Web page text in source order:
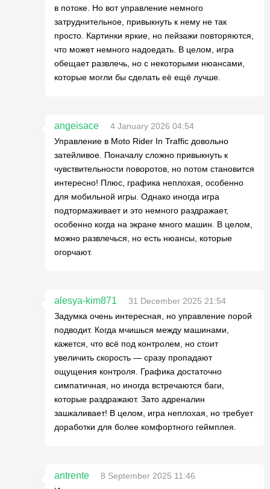
в потоке. Но вот управление немного
затруднительное, привыкнуть к нему не так
просто. Картинки яркие, но пейзажи повторяются,
что может немного надоедать. В целом, игра
обещает развлечь, но с некоторыми нюансами,
которые могли бы сделать её ещё лучше.
angeisace
4 January 2026 04:54
Управление в Moto Rider In Traffic довольно
затейливое. Поначалу сложно привыкнуть к
чувствительности поворотов, но потом становится
интересно! Плюс, графика неплохая, особенно
для мобильной игры. Однако иногда игра
подтормаживает и это немного раздражает,
особенно когда на экране много машин. В целом,
можно развлечься, но есть нюансы, которые
огорчают.
alesya-kim871
31 December 2025 21:54
Задумка очень интересная, но управление порой
подводит. Когда мчишься между машинами,
кажется, что всё под контролем, но стоит
увеличить скорость — сразу пропадают
ощущения контроля. Графика достаточно
симпатичная, но иногда встречаются баги,
которые раздражают. Зато адреналин
зашкаливает! В целом, игра неплохая, но требует
доработки для более комфортного геймплея.
antrente
8 September 2025 11:46